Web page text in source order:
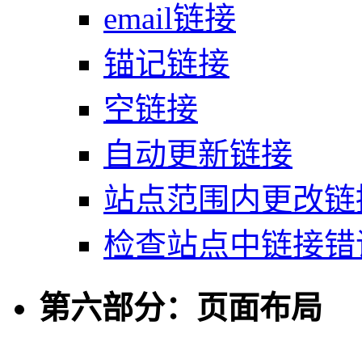
email链接
锚记链接
空链接
自动更新链接
站点范围内更改
检查站点中链接
第六部分：页面布局